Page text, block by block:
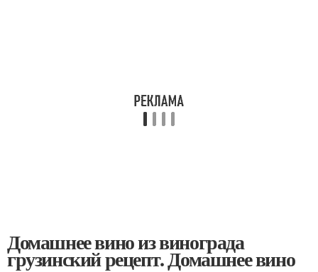
Домашнее вино из винограда
грузинский рецепт. Домашнее вино